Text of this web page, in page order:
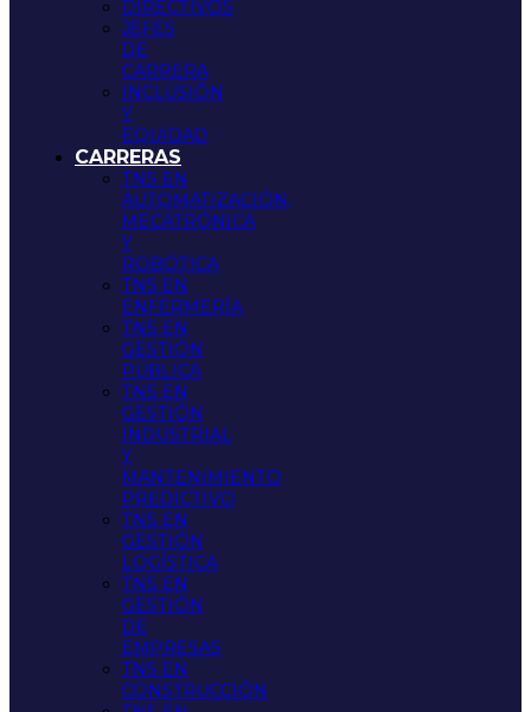
DIRECTIVOS
JEFES
DE
CARRERA
INCLUSIÓN
Y
EQUIDAD
CARRERAS
TNS EN
AUTOMATIZACIÓN,
MECATRÓNICA
Y
ROBÓTICA
TNS EN
ENFERMERÍA
TNS EN
GESTIÓN
PÚBLICA
TNS EN
GESTIÓN
INDUSTRIAL
Y
MANTENIMIENTO
PREDICTIVO
TNS EN
GESTIÓN
LOGÍSTICA
TNS EN
GESTIÓN
DE
EMPRESAS
TNS EN
CONSTRUCCIÓN